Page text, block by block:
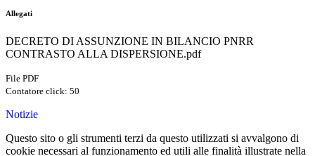
Allegati
DECRETO DI ASSUNZIONE IN BILANCIO PNRR
CONTRASTO ALLA DISPERSIONE.pdf
File PDF
Contatore click: 50
Notizie
Questo sito o gli strumenti terzi da questo utilizzati si avvalgono di
cookie necessari al funzionamento ed utili alle finalità illustrate nella